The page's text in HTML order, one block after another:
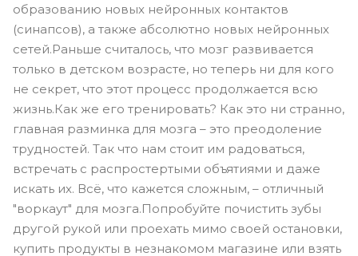
образованию новых нейронных контактов
(синапсов), а также абсолютно новых нейронных
сетей.Раньше считалось, что мозг развивается
только в детском возрасте, но теперь ни для кого
не секрет, что этот процесс продолжается всю
жизнь.Как же его тренировать? Как это ни странно,
главная разминка для мозга – это преодоление
трудностей. Так что нам стоит им радоваться,
встречать с распростертыми объятиями и даже
искать их. Всё, что кажется сложным, – отличный
"воркаут" для мозга.Попробуйте почистить зубы
другой рукой или проехать мимо своей остановки,
купить продукты в незнакомом магазине или взять